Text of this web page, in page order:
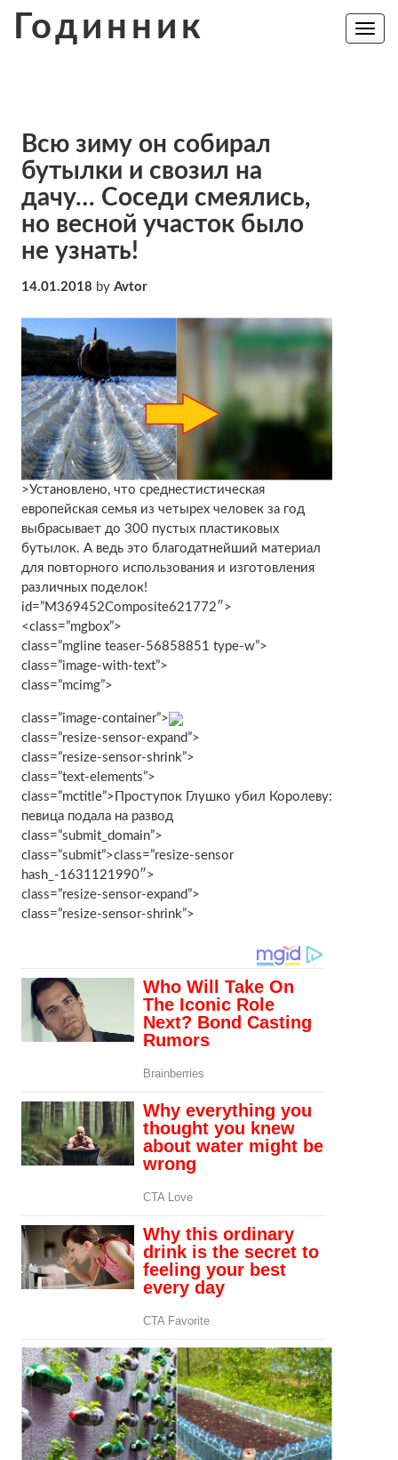
Годинник
Toggle
Всю зиму он собирал
бутылки и свозил на
дачу… Соседи смеялись,
но весной участок было
не узнать!
14.01.2018 by Avtor
>Установлено, что среднестистическая
европейская семья из четырех человек за год
выбрасывает до 300 пустых пластиковых
бутылок. А ведь это благодатнейший материал
для повторного использования и изготовления
различных поделок!
id=”M369452Composite621772″>
<class=”mgbox”>
class=”mgline teaser-56858851 type-w”>
class=”image-with-text”>
class=”mcimg”>
class=”image-container”>
class=”resize-sensor-expand”>
class=”resize-sensor-shrink”>
class=”text-elements”>
class=”mctitle”> Проступок Глушко убил Королеву:
певица подала на развод
class=”submit_domain”>
class=”submit”>class=”resize-sensor
hash_-1631121990″>
class=”resize-sensor-expand”>
class=”resize-sensor-shrink”>